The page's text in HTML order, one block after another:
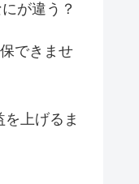
が違う？
できませ
上げるま